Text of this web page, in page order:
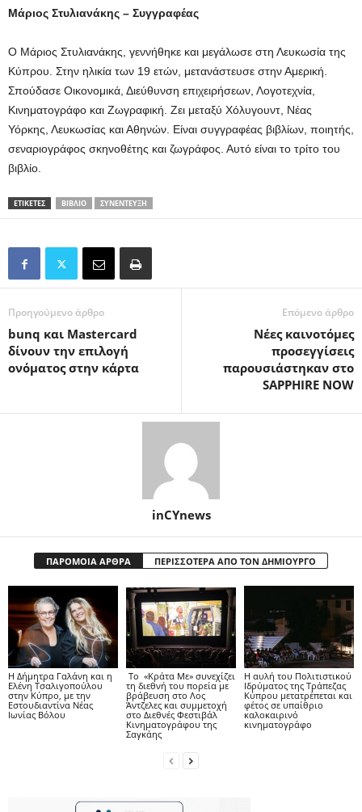
Μάριος Στυλιανάκης – Συγγραφέας
Ο Μάριος Στυλιανάκης, γεννήθηκε και μεγάλωσε στη Λευκωσία της
Κύπρου. Στην ηλικία των 19 ετών, μετανάστευσε στην Αμερική.
Σπούδασε Οικονομικά, Διεύθυνση επιχειρήσεων, Λογοτεχνία,
Κινηματογράφο και Ζωγραφική. Ζει μεταξύ Χόλυγουντ, Νέας
Υόρκης, Λευκωσίας και Αθηνών. Είναι συγγραφέας βιβλίων, ποιητής,
σεναριογράφος σκηνοθέτης και ζωγράφος. Αυτό είναι το τρίτο του
βιβλίο.
ΕΤΙΚΕΤΕΣ ΒΙΒΛΊΟ ΣΥΝΈΝΤΕΥΞΗ
Προηγούμενο άρθρο
bunq και Mastercard
δίνουν την επιλογή
ονόματος στην κάρτα
Επόμενο άρθρο
Νέες καινοτόμες
προσεγγίσεις
παρουσιάστηκαν στο
SAPPHIRE NOW
inCYnews
ΠΑΡΟΜΟΙΑ ΑΡΘΡΑ ΠΕΡΙΣΣΟΤΕΡΑ ΑΠΟ ΤΟΝ ΔΗΜΙΟΥΡΓΟ
Η Δήμητρα Γαλάνη και η
Ελένη Τσαλιγοπούλου
στην Κύπρο, με την
Εστουδιαντίνα Νέας
Ιωνίας Βόλου
Το «Κράτα Με» συνεχίζει
τη διεθνή του πορεία με
βράβευση στο Λος
Άντζελες και συμμετοχή
στο Διεθνές Φεστιβάλ
Κινηματογράφου της
Σαγκάης
Η αυλή του Πολιτιστικού
Ιδρύματος της Τράπεζας
Κύπρου μετατρέπεται και
φέτος σε υπαίθριο
καλοκαιρινό
κινηματογράφο